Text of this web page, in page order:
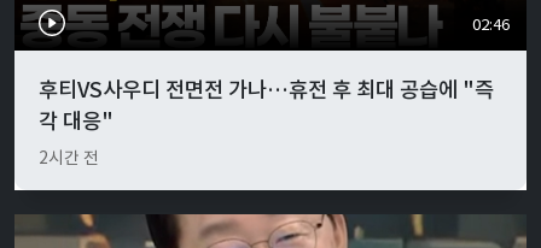
02:46
후티VS사우디 전면전 가나…휴전 후 최대 공습에 "즉
각 대응"
2시간 전